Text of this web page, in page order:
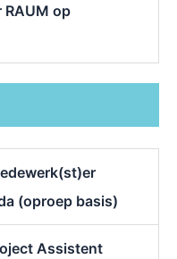
RAUM op
(oproep basis)
Assistent